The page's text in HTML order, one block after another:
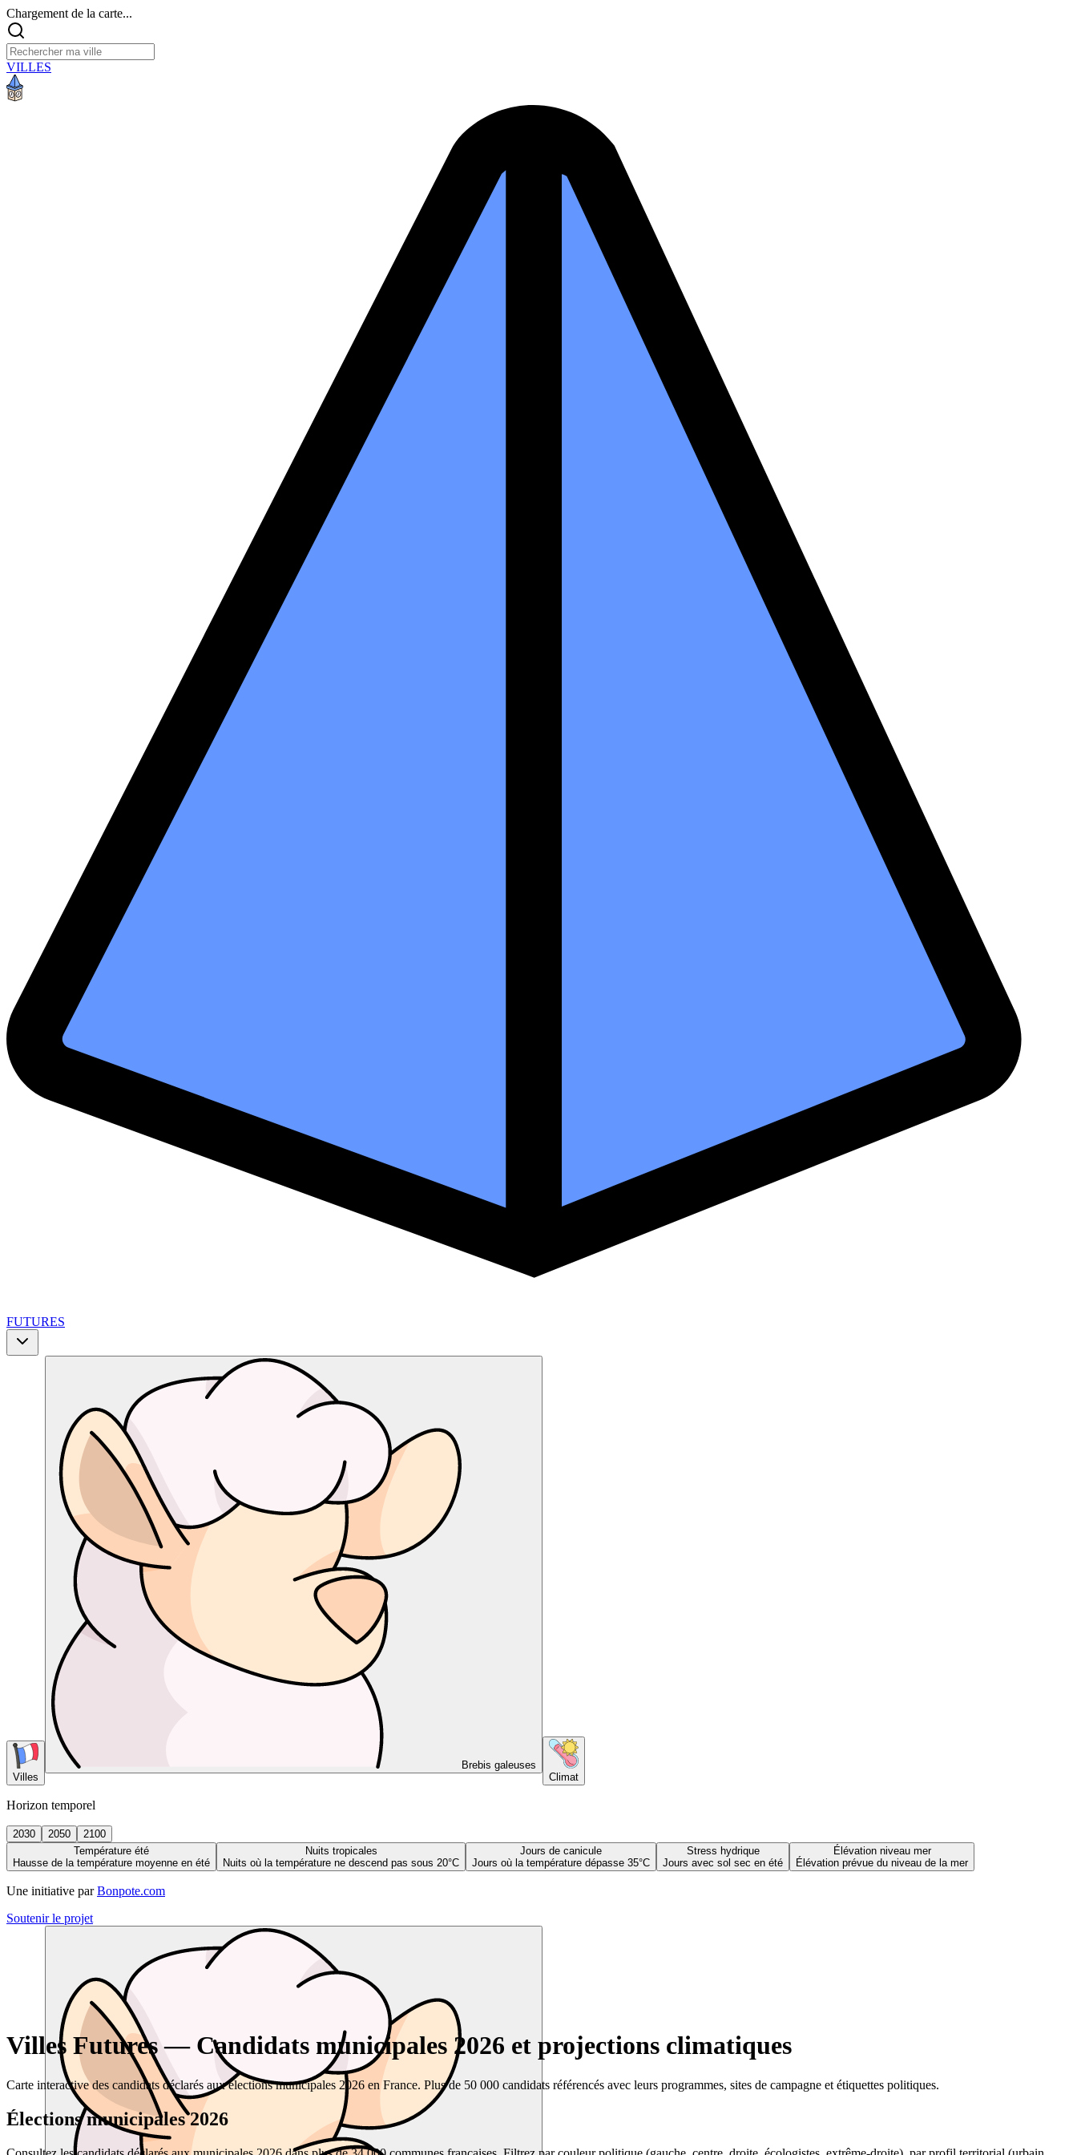
Chargement de la carte...
VILLES
FUTURES
Villes
Brebis galeuses
Climat
Horizon temporel
2030 2050
2100
Température été
Hausse de la température moyenne en été
Nuits tropicales
Nuits où la température ne descend pas sous 20°C
Jours de canicule
Jours où la température dépasse 35°C
Stress hydrique
Jours avec sol sec en été
Élévation niveau mer
Élévation prévue du niveau de la mer
Une initiative par Bonpote.com
Soutenir le projet
Villes Futures — Candidats municipales 2026 et projections climatiques
Carte interactive des candidats déclarés aux élections municipales 2026 en France. Plus de 50 000 candidats référencés avec leurs programmes, sites de campagne et étiquettes politiques.
Élections municipales 2026